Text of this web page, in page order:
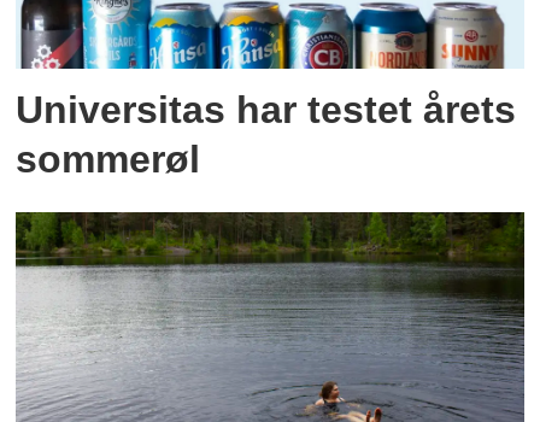
Universitas har testet årets
sommerøl